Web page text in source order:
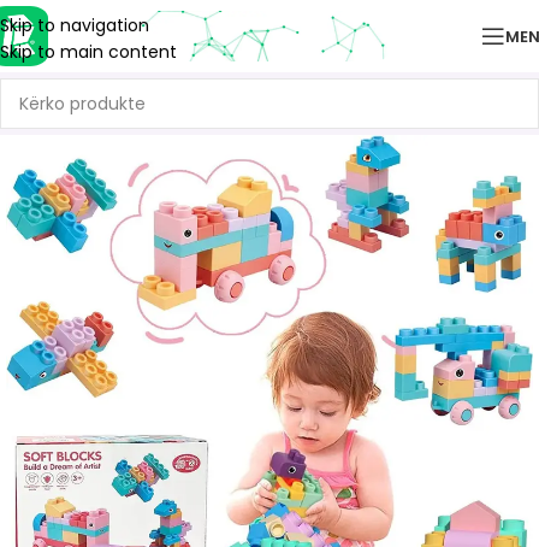
Skip to navigation
Skip to main content